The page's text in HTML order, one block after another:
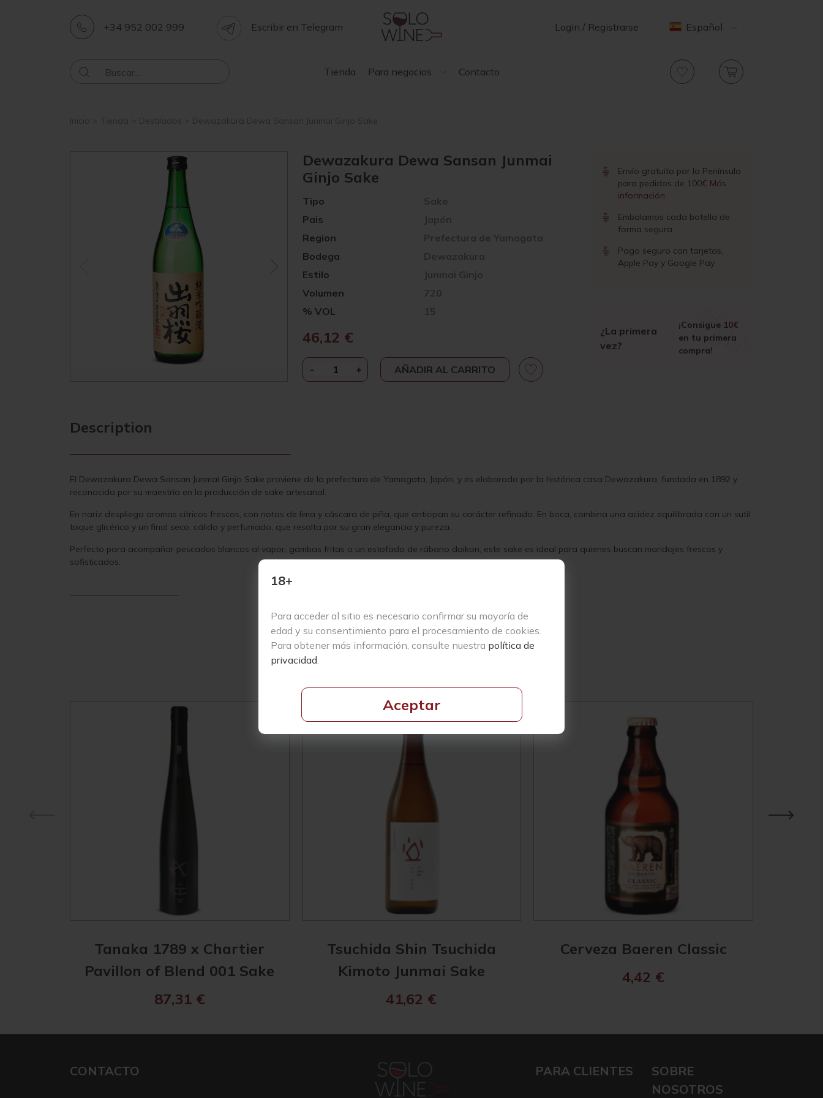
18+
Para acceder al sitio es necesario confirmar su mayoría de
edad y su consentimiento para el procesamiento de cookies.
Para obtener más información, consulte nuestra política de
privacidad
Aceptar
+34 952 002 999 Escribir en Telegram Login / Registrarse Español
Tienda Para negocios Contacto
Inicio Tienda Destilados Dewazakura Dewa Sansan Junmai Ginjo Sake
Dewazakura Dewa Sansan Junmai
Ginjo Sake
Pais
Japón
Region
Prefectura de Yamagata
Volumen 720
Bodega Dewazakura
% VOL 15
Tipo Sake
Estilo Junmai Ginjo
46,12 €
-DEWAZAKURA
DEWA
+ AÑADIR AL CARRITO
Envío gratuito por la Península
para pedidos de 100€ Más
información
Embalamos cada botella de
forma segura
Pago seguro con tarjetas,
Apple Pay y Google Pay
¿La primera
vez?
¡Consigue 10€
en tu primera
compra!
Description
El Dewazakura Dewa Sansan Junmai Ginjo Sake proviene de la prefectura de Yamagata, Japón, y es elaborado por la histórica casa Dewazakura, fundada en 1892 y
reconocida por su maestría en la producción de sake artesanal.
En nariz despliega aromas cítricos frescos, con notas de lima y cáscara de piña, que anticipan su carácter refinado. En boca, combina una acidez equilibrada con un sutil
toque glicérico y un final seco, cálido y perfumado, que resalta por su gran elegancia y pureza.
Perfecto para acompañar pescados blancos al vapor, gambas fritas o un estofado de rábano daikon, este sake es ideal para quienes buscan maridajes frescos y
sofisticados.
Tanaka 1789 x Chartier
Pavillon of Blend 001 Sake
87,31 €
Tsuchida Shin Tsuchida
Kimoto Junmai Sake
41,62 €
Cerveza Baeren Classic
4,42 €
CONTACTO PARA CLIENTES
SOBRE
NOSOTROS